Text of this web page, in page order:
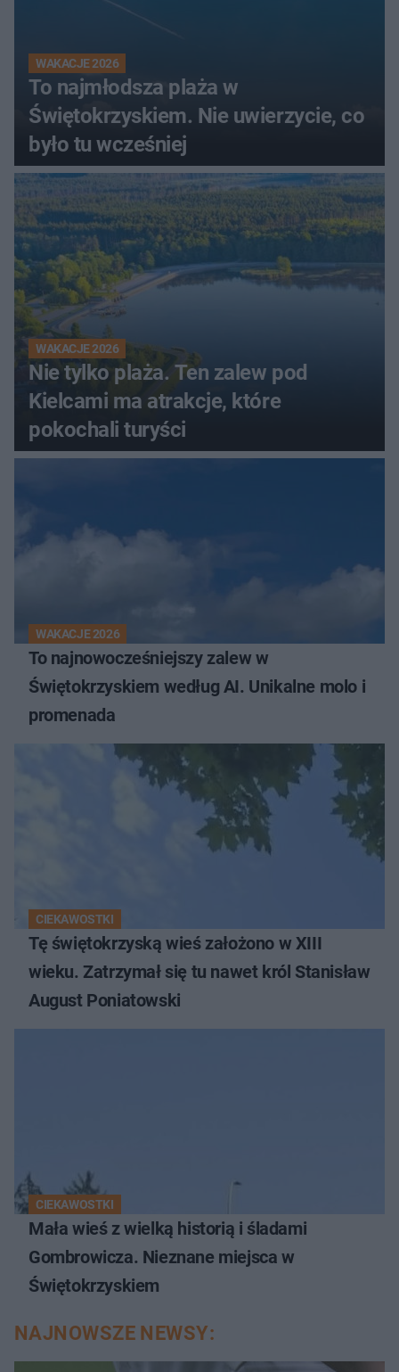
WAKACJE 2026
To najmłodsza plaża w
Świętokrzyskiem. Nie uwierzycie, co
było tu wcześniej
WAKACJE 2026
Nie tylko plaża. Ten zalew pod
Kielcami ma atrakcje, które
pokochali turyści
WAKACJE 2026
To najnowocześniejszy zalew w
Świętokrzyskiem według AI. Unikalne molo i
promenada
CIEKAWOSTKI
Tę świętokrzyską wieś założono w XIII
wieku. Zatrzymał się tu nawet król Stanisław
August Poniatowski
CIEKAWOSTKI
Mała wieś z wielką historią i śladami
Gombrowicza. Nieznane miejsca w
Świętokrzyskiem
NAJNOWSZE NEWSY: